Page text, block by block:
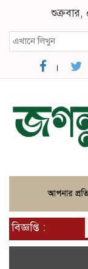
বিজ্ঞপ্তি :